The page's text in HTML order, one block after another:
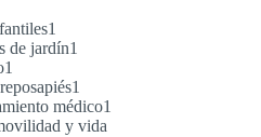
1
producto
de jardín1
1
producto1
producto
médico1
y vida